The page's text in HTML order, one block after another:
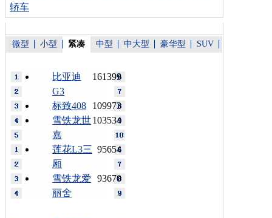
轿车
微型 小型 紧凑 中型 中大型 豪华型 SUV
161399
比亚迪
G3
109973
标致408
103534
雪铁龙世
嘉
95654
莲花L3三
厢
93670
雪铁龙爱
丽舍